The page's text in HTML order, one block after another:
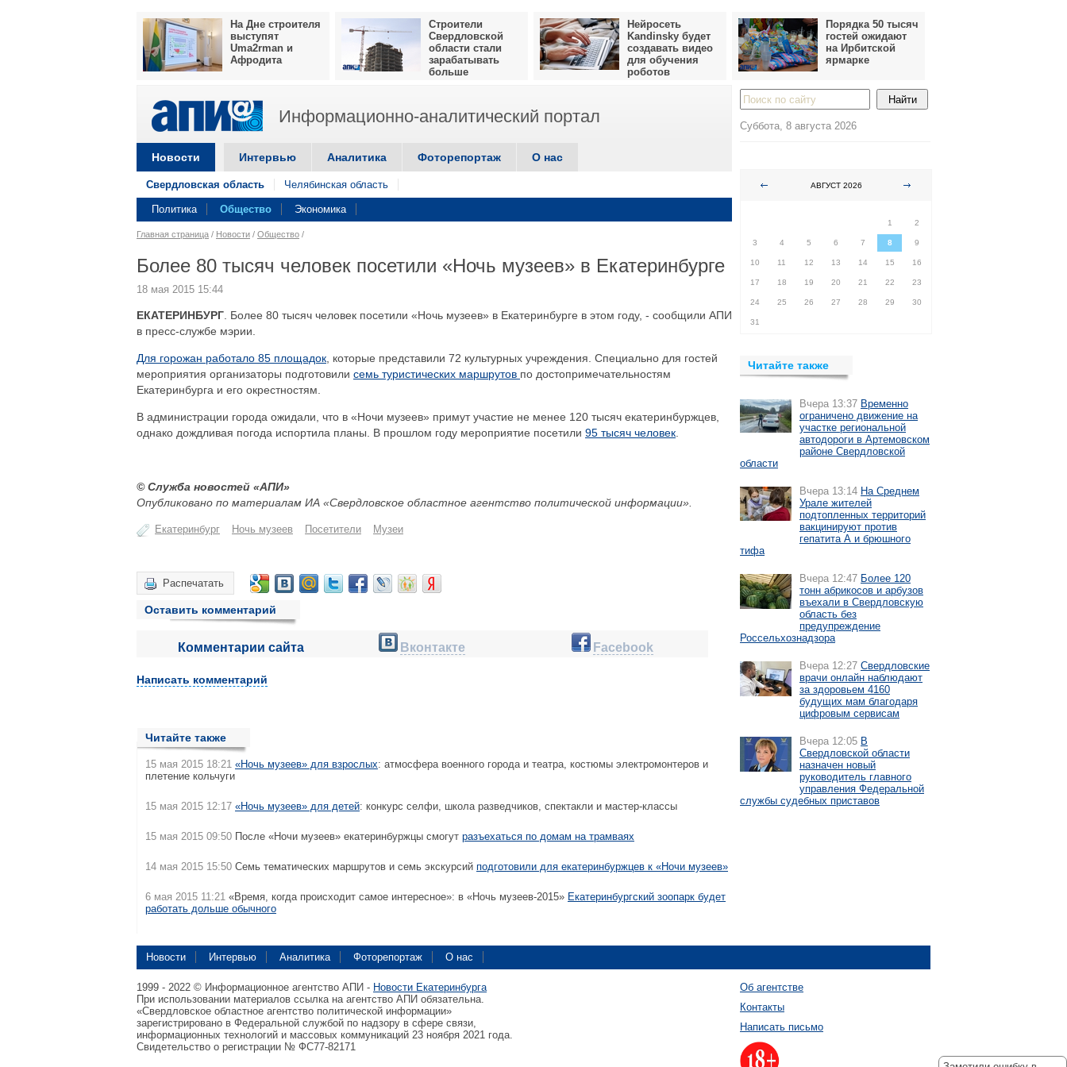
На Дне строителя
выступят
Uma2rman и
Афродита
Строители
Свердловской
области стали
зарабатывать
больше
Нейросеть
Kandinsky будет
создавать видео
для обучения
роботов
Порядка 50 тысяч
гостей ожидают
на Ирбитской
ярмарке
Информационно-аналитический портал
Новости Интервью Аналитика Фоторепортаж О нас
Свердловская область Челябинская область
Политика Общество Экономика
Главная страница / Новости / Общество /
Более 80 тысяч человек посетили «Ночь музеев» в Екатеринбурге
18 мая 2015 15:44
ЕКАТЕРИНБУРГ . Более 80 тысяч человек посетили «Ночь музеев» в Екатеринбурге в этом году, - сообщили АПИ
в пресс-службе мэрии.
Для горожан работало 85 площадок , которые представили 72 культурных учреждения. Специально для гостей
мероприятия организаторы подготовили семь туристических маршрутов по достопримечательностям
Екатеринбурга и его окрестностям.
В администрации города ожидали, что в «Ночи музеев» примут участие не менее 120 тысяч екатеринбуржцев,
однако дождливая погода испортила планы. В прошлом году мероприятие посетили 95 тысяч человек
© Служба новостей «АПИ»
Опубликовано по материалам ИА «Свердловское областное агентство политической информации».
Екатеринбург Ночь музеев Посетители Музеи
Распечатать
Оставить комментарий
Комментарии сайта Вконтакте Facebook
Написать комментарий
Читайте также
15 мая 2015 18:21 «Ночь музеев» для взрослых: атмосфера военного города и театра, костюмы электромонтеров и
плетение кольчуги
15 мая 2015 12:17 «Ночь музеев» для детей: конкурс селфи, школа разведчиков, спектакли и мастер-классы
15 мая 2015 09:50 После «Ночи музеев» екатеринбуржцы смогут разъехаться по домам на трамваях
14 мая 2015 15:50 Семь тематических маршрутов и семь экскурсий подготовили для екатеринбуржцев к «Ночи музеев»
6 мая 2015 11:21 «Время, когда происходит самое интересное»: в «Ночь музеев-2015» Екатеринбургский зоопарк будет
работать дольше обычного
Суббота, 8 августа 2026
АВГУСТ 2026
1
2
3 4 5 6 7 8 9
10 11 12 13 14 15 16
17 18 19 20 21 22 23
24 25 26 27 28 29 30
31
Читайте также
Вчера 13:37 Временно
ограничено движение на
участке региональной
автодороги в Артемовском
районе Свердловской
области
Вчера 13:14 На Среднем
Урале жителей
подтопленных территорий
вакцинируют против
гепатита А и брюшного
тифа
Вчера 12:47 Более 120
тонн абрикосов и арбузов
въехали в Свердловскую
область без
предупреждение
Россельхознадзора
Вчера 12:27 Свердловские
врачи онлайн наблюдают
за здоровьем 4160
будущих мам благодаря
цифровым сервисам
Вчера 12:05 В
Свердловской области
назначен новый
руководитель главного
управления Федеральной
службы судебных приставов
Новости Интервью Аналитика Фоторепортаж О нас
1999 - 2022 © Информационное агентство АПИ - Новости Екатеринбурга
При использовании материалов ссылка на агентство АПИ обязательна.
«Свердловское областное агентство политической информации»
зарегистрировано в Федеральной службой по надзору в сфере связи,
информационных технологий и массовых коммуникаций 23 ноября 2021 года.
Свидетельство о регистрации № ФС77-82171
Об агентстве
Контакты
Написать письмо